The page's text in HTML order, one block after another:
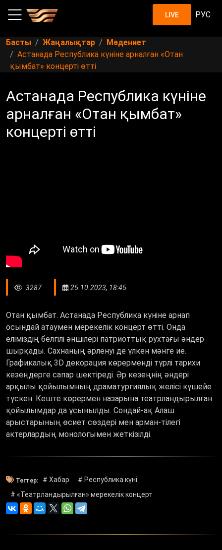
LIVE РУС
Басты Жаңалықтар
Мәдениет
Астанада Республика күніне арналған «Отан
қымбат» концерті өтті
Астанада Республика күніне
арналған «Отан қымбат»
концерті өтті
3287 25.10.2023, 18:45
Отан қымбат. Астанада Республика күніне арнап
осындай атаумен мерекелік концерт өтті. Онда
еліміздің белгілі әншілері патриоттық рухтағы әндер
шырқады. Сахнаның әрленуі де үлкен мәнге ие.
Графикалық 3D декорация көрерменді түрлі тарихи
кезеңдерге сапар шектіреді. Әр кезеңнің әндері
арқылы қойылымның драматургиялық желісі күшейе
түскен. Кеште көрермен назарына театрландырылған
қойылымдар да ұсынылды. Сондай-ақ Алаш
арыстарының өсиет сөздері мен арман-тілегі
актерлардың монологымен жеткізілді.
Тегтер: # Хабар
# Республика күні
# «Театрландырылған» мерекелік концерт